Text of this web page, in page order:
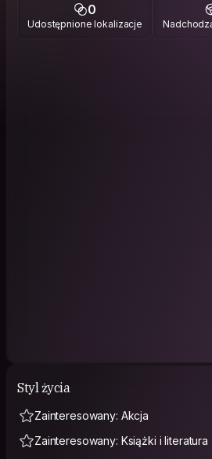
0
Udostępnione lokalizacje
Styl życia
Zainteresowany: Akcja
Zainteresowany: Książki i literatura